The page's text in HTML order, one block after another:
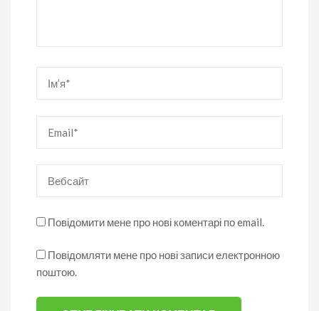
Повідомити мене про нові коментарі по email.
Повідомляти мене про нові записи електронною
поштою.